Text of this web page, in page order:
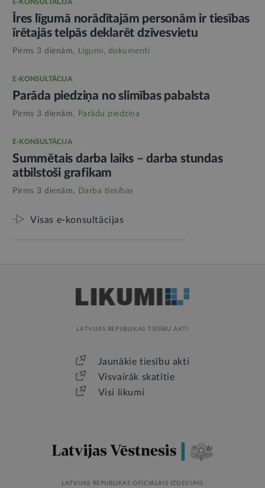
E-KONSULTĀCIJA
Īres līgumā norādītajām personām ir tiesības
īrētajās telpās deklarēt dzīvesvietu
Pirms 3 dienām, Līgumi, dokumenti
E-KONSULTĀCIJA
Parāda piedziņa no slimības pabalsta
Pirms 3 dienām, Parādu piedziņa
E-KONSULTĀCIJA
Summētais darba laiks – darba stundas
atbilstoši grafikam
Pirms 3 dienām, Darba tiesības
Visas e-konsultācijas
LATVIJAS REPUBLIKAS TIESĪBU AKTI
Jaunākie tiesību akti
Visvairāk skatītie
Visi likumi
LATVIJAS REPUBLIKAS OFICIĀLAIS IZDEVUMS